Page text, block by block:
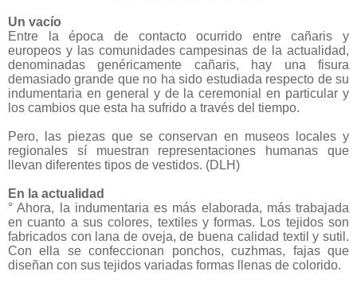
Un vacío
Entre la época de contacto ocurrido entre cañaris y
europeos y las comunidades campesinas de la actualidad,
denominadas genéricamente cañaris, hay una fisura
demasiado grande que no ha sido estudiada respecto de su
indumentaria en general y de la ceremonial en particular y
los cambios que esta ha sufrido a través del tiempo.
Pero, las piezas que se conservan en museos locales y
regionales sí muestran representaciones humanas que
llevan diferentes tipos de vestidos. (DLH)
En la actualidad
° Ahora, la indumentaria es más elaborada, más trabajada
en cuanto a sus colores, textiles y formas. Los tejidos son
fabricados con lana de oveja, de buena calidad textil y sutil.
Con ella se confeccionan ponchos, cuzhmas, fajas que
diseñan con sus tejidos variadas formas llenas de colorido.